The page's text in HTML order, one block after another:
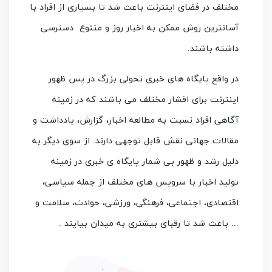
مختلف در فضای اینترنت باعث شد تا بسیاری از افراد با
آسانترین روش ممکن به اخبار روز و متنوع دسترسی
داشته باشند.
در واقع پایگاه های خبری تحولی بزرگ در پس ظهور
اینترنت برای اقشار مختلف می باشند که در زمینه
آگاهی افراد نسبت به مطالعه اخبار، گزارش، یادداشت و
مقالات جهانی نقش قابل توجهی دارند. از سوی دیگر به
دلیل رشد و ظهور بی شمار پایگاه ی خبری در زمینه
تولید اخبار با سرویس های مختلف از جمله سیاسی،
اقتصادی، اجتماعی، فرهنگی، ورزشی، حوادث، سلامت و
... باعث شد تا رقبای بیشتری به میدان بیایند .